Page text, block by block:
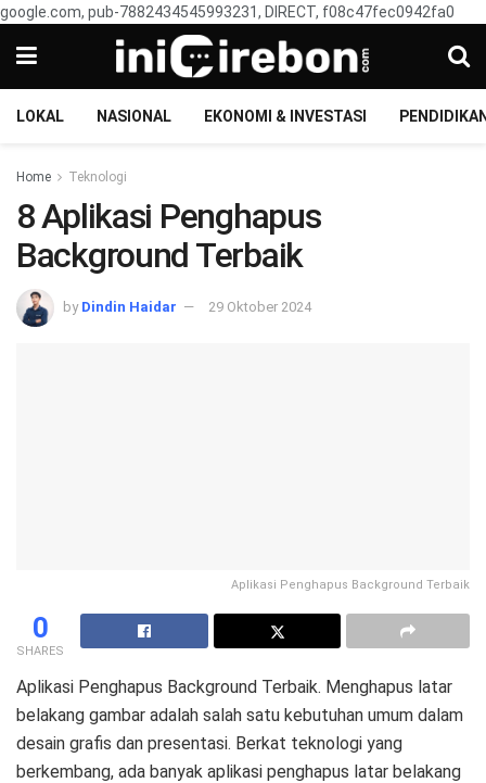
google.com, pub-7882434545993231, DIRECT, f08c47fec0942fa0
LOKAL NASIONAL EKONOMI & INVESTASI
Home Teknologi
8 Aplikasi Penghapus
Background Terbaik
by Dindin Haidar 29 Oktober 2024
Aplikasi Penghapus Background Terbaik
0
SHARES
Aplikasi Penghapus Background Terbaik. Menghapus latar
belakang gambar adalah salah satu kebutuhan umum dalam
desain grafis dan presentasi. Berkat teknologi yang
berkembang, ada banyak aplikasi penghapus latar belakang